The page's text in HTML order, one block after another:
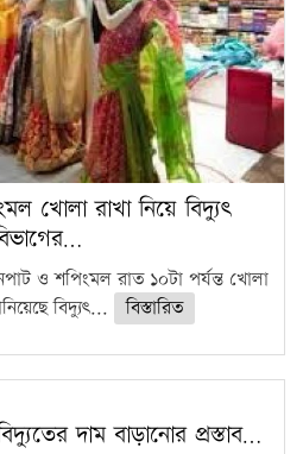
খোলা রাখা নিয়ে বিদ্যুৎ
ও শপিংমল রাত ১০টা পর্যন্ত খোলা
বিদ্যুৎ...
বিস্তারিত
দাম বাড়ানোর প্রস্তাব…